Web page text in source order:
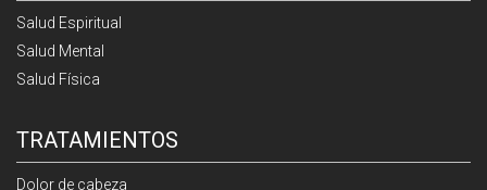
Salud Espiritual
Salud Mental
Salud Física
TRATAMIENTOS
Dolor de cabeza